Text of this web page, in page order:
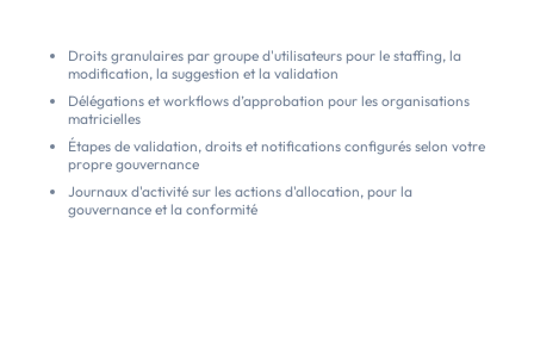
Droits granulaires par groupe d'utilisateurs pour le staffing, la
modification, la suggestion et la validation
Délégations et workflows d’approbation pour les organisations
matricielles
Étapes de validation, droits et notifications configurés selon votre
propre gouvernance
Journaux d'activité sur les actions d'allocation, pour la
gouvernance et la conformité